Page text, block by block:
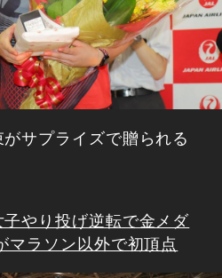
サプライズで贈られる
やり投げ逆転で金メダ
マラソン以外で初頂点